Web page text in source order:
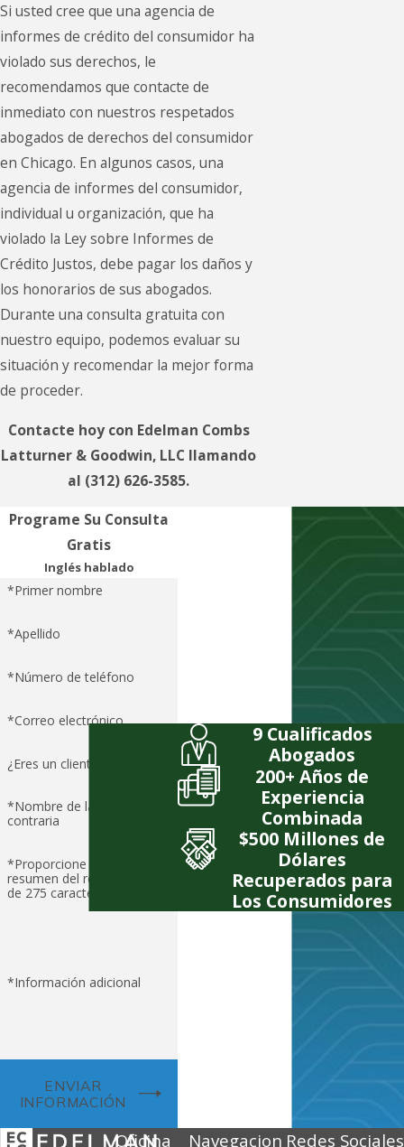
Si usted cree que una agencia de
informes de crédito del consumidor ha
violado sus derechos, le
recomendamos que contacte de
inmediato con nuestros respetados
abogados de derechos del consumidor
en Chicago. En algunos casos, una
agencia de informes del consumidor,
individual u organización, que ha
violado la Ley sobre Informes de
Crédito Justos, debe pagar los daños y
los honorarios de sus abogados.
Durante una consulta gratuita con
nuestro equipo, podemos evaluar su
situación y recomendar la mejor forma
de proceder.
Contacte hoy con Edelman Combs
Latturner & Goodwin, LLC llamando
al (312) 626-3585.
Programe Su Consulta
Gratis
Inglés hablado
*Primer nombre
*Apellido
*Número de teléfono
*Correo electrónico
¿Eres un cliente nuevo?
*Nombre de la parte
contraria
*Proporcione un breve
resumen del reclamo (límite
de 275 caracteres)
*Información adicional
ENVIAR
INFORMACIÓN
9 Cualificados
Abogados
200+ Años de
Experiencia
Combinada
$500 Millones de
Dólares
Recuperados para
Los Consumidores
Oficina Navegacion Redes Sociales